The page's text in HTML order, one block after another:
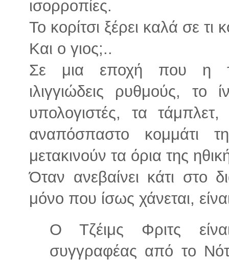
ισορροπίες.
Το κορίτσι ξέρει καλά σε τι
Και ο γιος;..
Σε μια εποχή που η
ιλιγγιώδεις ρυθμούς, το
υπολογιστές, τα
αναπόσπαστο κομμάτι
μετακινούν τα όρια της
Όταν ανεβαίνει κάτι στο
μόνο που ίσως χάνεται,
Ο Τζέιμς Φριτς
συγγραφέας από το